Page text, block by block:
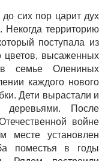
сих пор царит дух
Некогда территорию
поступала из
цветов, высаженных
семье Олениных
каждого нового
Дети вырастали и
деревьями. После
войне
месте установлен
поместья в годы